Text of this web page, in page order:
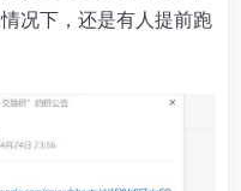
况下，还是有人提前跑